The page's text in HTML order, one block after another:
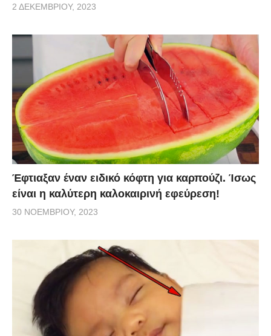
2 ΔΕΚΕΜΒΡΊΟΥ, 2023
Έφτιαξαν έναν ειδικό κόφτη για καρπούζι. Ίσως
είναι η καλύτερη καλοκαιρινή εφεύρεση!
30 ΝΟΕΜΒΡΊΟΥ, 2023